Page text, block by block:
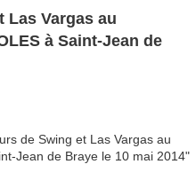
Las Vargas au
à Saint-Jean de